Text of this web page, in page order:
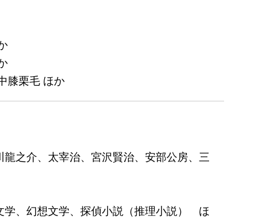
膝栗毛 ほか
之介、太宰治、宮沢賢治、安部公房、三
学、幻想文学、探偵小説（推理小説） ほ